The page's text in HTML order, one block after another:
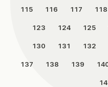
115 116 117 118
123 124 125
130 131 132
137 138 139